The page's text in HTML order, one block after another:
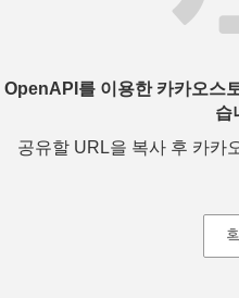
OpenAPI를 이용한 카카오스
습
공유할 URL을 복사 후 카카